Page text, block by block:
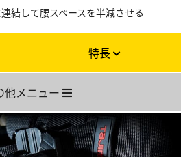
結して腰スペースを半減させる
特長
他メニュー